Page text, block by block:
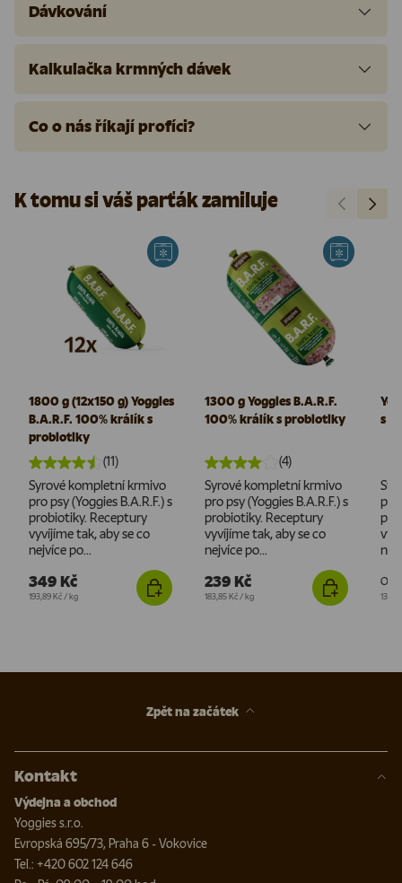
Dávkování
Kalkulačka krmných dávek
Co o nás říkají profíci?
K tomu si váš parťák zamiluje Předchozí
Další
1800 g (12x150 g) Yoggies
B.A.R.F. 100% králík s
probiotiky
(11)
Syrové kompletní krmivo
pro psy (Yoggies B.A.R.F.) s
probiotiky. Receptury
vyvíjíme tak, aby se co
nejvíce po...
349 Kč
Cena za jednotku
193,89 Kč/ kg
1300 g Yoggies B.A.R.F.
100% králík s probiotiky
(4)
Syrové kompletní krmivo
pro psy (Yoggies B.A.R.F.) s
probiotiky. Receptury
vyvíjíme tak, aby se co
nejvíce po...
239 Kč
Cena za jednotku
183,85 Kč/ kg
s
pro
Od
Cena
Zpět na začátek
Kontakt
Výdejna a obchod
Yoggies s.r.o.
Evropská 695/73, Praha 6 - Vokovice
Tel.: +420 602 124 646